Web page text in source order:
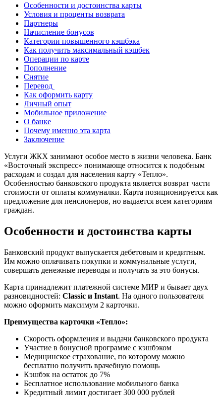
Особенности и достоинства карты
Условия и проценты возврата
Партнеры
Начисление бонусов
Категории повышенного кэшбэка
Как получить максимальный кэшбек
Операции по карте
Пополнение
Снятие
Перевод
Как оформить карту
Личный опыт
Мобильное приложение
О банке
Почему именно эта карта
Заключение
Услуги ЖКХ занимают особое место в жизни человека. Банк
«Восточный экспресс» понимающе относится к подобным
расходам и создал для населения карту «Тепло».
Особенностью банковского продукта является возврат части
стоимости от оплаты коммуналки. Карта позиционируется как
предложение для пенсионеров, но выдается всем категориям
граждан.
Особенности и достоинства карты
Банковский продукт выпускается дебетовым и кредитным.
Им можно оплачивать покупки и коммунальные услуги,
совершать денежные переводы и получать за это бонусы.
Карта принадлежит платежной системе МИР и бывает двух
разновидностей: Classic и Instant. На одного пользователя
можно оформить максимум 2 карточки.
Преимущества карточки «Тепло»:
Скорость оформления и выдачи банковского продукта
Участие в бонусной программе с кэшбэком
Медицинское страхование, по которому можно
бесплатно получить врачебную помощь
Кэшбэк на остаток до 7%
Бесплатное использование мобильного банка
Кредитный лимит достигает 300 000 рублей